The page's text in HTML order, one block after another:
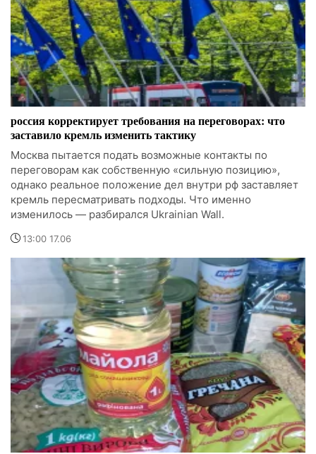
россия корректирует требования на переговорах: что
заставило кремль изменить тактику
Москва пытается подать возможные контакты по
переговорам как собственную «сильную позицию»,
однако реальное положение дел внутри рф заставляет
кремль пересматривать подходы. Что именно
изменилось — разбирался Ukrainian Wall.
13:00 17.06